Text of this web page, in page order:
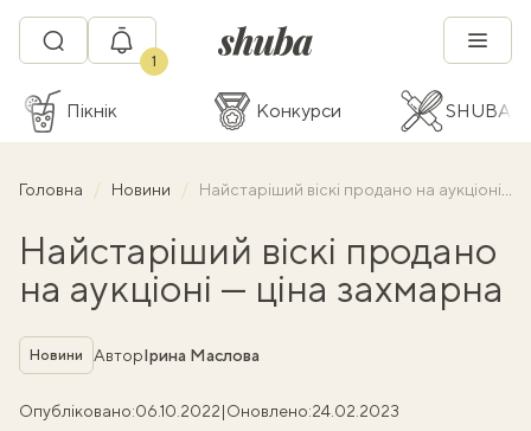
1
Пікнік Конкурси SHUBA
Головна Новини Найстаріший віскі продано на аукціоні — ціна захмарна
Найстаріший віскі продано
на аукціоні — ціна захмарна
Рубрика
Новини АвторІрина Маслова
Опубліковано:06.10.2022|Оновлено:24.02.2023